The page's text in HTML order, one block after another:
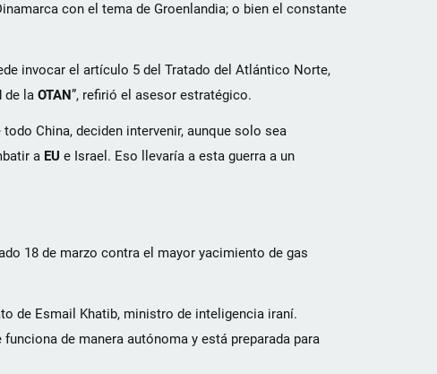
con el tema de Groenlandia; o bien el constante
invocar el artículo 5 del Tratado del Atlántico Norte,
de la OTAN”, refirió el asesor estratégico.
China, deciden intervenir, aunque solo sea
a EU e Israel. Eso llevaría a esta guerra a un
18 de marzo contra el mayor yacimiento de gas
de Esmail Khatib, ministro de inteligencia iraní.
de manera autónoma y está preparada para